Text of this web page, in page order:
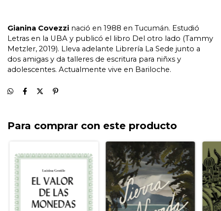
Gianina Covezzi nació en 1988 en Tucumán. Estudió
Letras en la UBA y publicó el libro Del otro lado (Tammy
Metzler, 2019). Lleva adelante Librería La Sede junto a
dos amigas y da talleres de escritura para niñxs y
adolescentes. Actualmente vive en Bariloche.
Para comprar con este producto